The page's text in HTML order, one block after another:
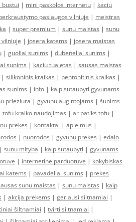
bustui | mini paskolos internetu | kaciu
paslaugos vilniuje | meistras
| super premium | sunu maistas | sunu
| josera katems | josera maistas
| guoliai sunims | dubeneliai sunims |
sunims | kaciu tualetas | sausas maistas
| silikoninis kraikas | bentonitinis kraikas |
sunims | info | kaip sutaupyti gyvunams
prieziura | gyvunu augintojams | šunims
tofu kraiko naudojimas | ar patiks tofu |
prekes | kontaktai | apie mus |
| nuorodos | gyvunu prekes | edalo
| sunu mityba | kaip sutaupyti | gyvunams
| internetine parduotuve | kokybiskas
katems | pavadeliai sunims | prekes
sunu maistas | sunu maistas | kaip
| akcija prekems | geriausi siltnamiai |
šiltnamiai | tvirti siltnamiai |